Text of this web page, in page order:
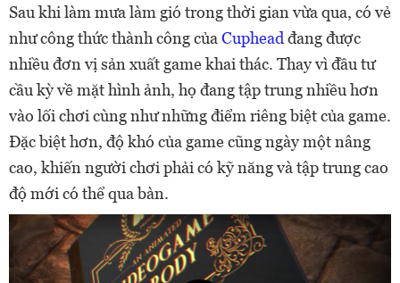
Sau khi làm mưa làm gió trong thời gian vừa qua, có vẻ
như công thức thành công của Cuphead đang được
nhiều đơn vị sản xuất game khai thác. Thay vì đầu tư
cầu kỳ về mặt hình ảnh, họ đang tập trung nhiều hơn
vào lối chơi cùng như những điểm riêng biệt của game.
Đặc biệt hơn, độ khó của game cũng ngày một nâng
cao, khiến người chơi phải có kỹ năng và tập trung cao
độ mới có thể qua bàn.